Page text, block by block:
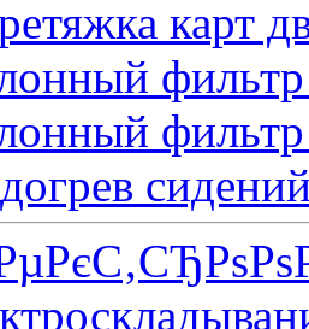
карт
фильтр
фильтр